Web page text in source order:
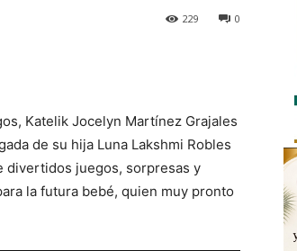
0
229
Katelik Jocelyn Martínez Grajales
de su hija Luna Lakshmi Robles
divertidos juegos, sorpresas y
la futura bebé, quien muy pronto